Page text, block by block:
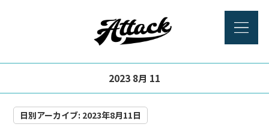
2023 8月 11
日別アーカイブ: 2023年8月11日